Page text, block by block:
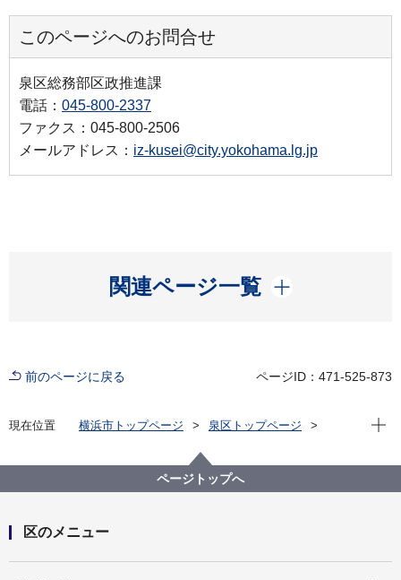
このページへのお問合せ
泉区総務部区政推進課
電話： 045-800-2337
ファクス：045-800-2506
メールアドレス： iz-kusei@city.yokohama.lg.jp
関連ページ一覧
開く
前のページに戻る ページID：471-525-873
現在位置 横浜市トップページ
泉区トップページ
泉区インターネット広報
泉区動画チャンネル（子育て）
現在
ページトップへ
区のメニュー